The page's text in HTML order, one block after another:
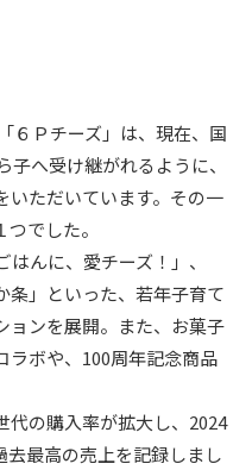
６Ｐチーズ」は、現在、国
子へ受け継がれるように、
いただいています。その一
でした。
んに、愛チーズ！」、
条」といった、若年子育て
ョンを展開。また、お菓子
ラボや、100周年記念商品
代の購入率が拡大し、2024
最高の売上を記録しまし